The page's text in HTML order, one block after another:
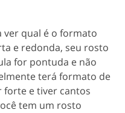
ver qual é o formato
e redonda, seu rosto
for pontuda e não
terá formato de
forte e tiver cantos
tem um rosto